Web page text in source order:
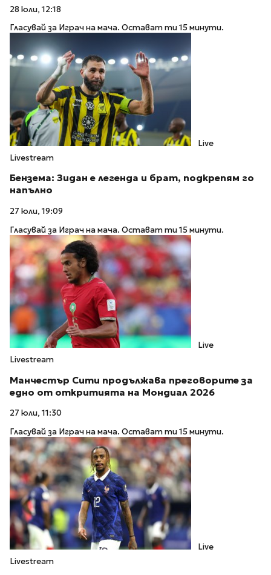
28 юли, 12:18
Гласувай за Играч на мача. Остават ти 15 минути.
Live
Livestream
Бензема: Зидан е легенда и брат, подкрепям го
напълно
27 юли, 19:09
Гласувай за Играч на мача. Остават ти 15 минути.
Live
Livestream
Манчестър Сити продължава преговорите за
едно от откритията на Мондиал 2026
27 юли, 11:30
Гласувай за Играч на мача. Остават ти 15 минути.
Live
Livestream